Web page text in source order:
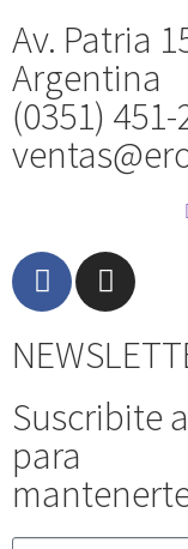
Av. Patria
Argentina
(0351)
Suscribite
para